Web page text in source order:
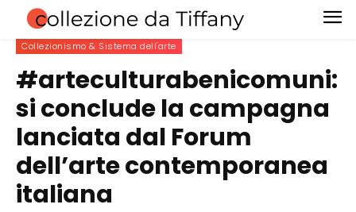
Collezionismo & Sistema dell'arte
#arteculturabenicomuni:
si conclude la campagna
lanciata dal Forum
dell’arte contemporanea
italiana